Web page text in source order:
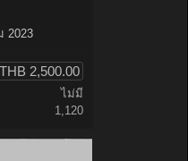
2023
THB 2,500.00
ไม่มี
1,120